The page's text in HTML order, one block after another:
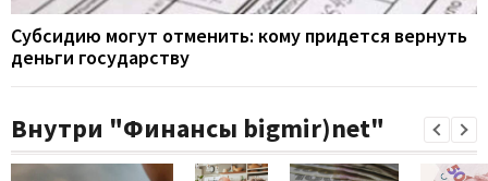
Субсидию могут отменить: кому придется вернуть
деньги государству
Внутри "Финансы bigmir)net"